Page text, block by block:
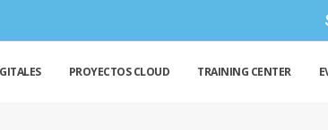
PROYECTOS CLOUD TRAINING CENTER